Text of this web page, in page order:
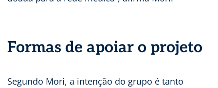
Formas de apoiar o projeto
Segundo Mori, a intenção do grupo é tanto